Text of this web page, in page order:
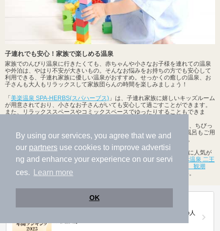
By using our services, you agree that we and
our partners use cookies to improve advertisi
ng and enhance your experience on our servi
ces.
Learn more
OK
子連れでも安心！家族で楽しめる温泉
家族でのんびり温泉に行きたくても、赤ちゃんや小さなお子様を連れての温泉
や外泊は、やはり不安が大きいもの。そんなお悩みをお持ちの方でも安心して
利用できる、子連れ家族に優しい温泉がおすすめ。せっかくの癒しの温泉、お
子さんも大人もリラックスして家族団らんの時間を楽しみましょう！
「 美楽温泉 SPA-HERBS(スパハーブス) 」は、子連れ家族に嬉しいキッズルーム
が用意されており、小さなお子さんがいても安心して過ごすことができます。
また、リラックススペースやコミックスペースでゆったりすることもできま
」では、ちびっ
この湯(天然温泉)は、おむつの取れていない小さなお子様が入れるお風呂もご用
意。キッズコーナーもあり家族みんなで温泉を楽しむことができます。
関西(近畿)の子連れOKな温泉、日帰り温泉、スーパー銭湯の中でも特に人気が
あるのは、SHIRAHAMA KEY TERRACE HOTEL SEAMORE、あやべ温泉 二王
紀州温泉ありがとうの湯 漁火の宿シーサイド 観潮
（かんちょう）などの施設です。ぜひ一度は足を運んでみてください。
第20回ニフティ温泉年間ランキング2025
全国約2.2万件の中から頂点に選ばれた、2025年の人